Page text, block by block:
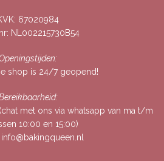
67020984
NL002215730B54
shop is 24/7 geopend!
met ons via whatsapp van ma t/m
10:00 en 15:00)
info@bakingqueen.nl